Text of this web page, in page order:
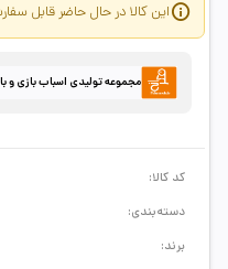
این کالا در حال حاضر قابل
مجموعه تولیدی اسباب بازی و
کد کالا:
دسته‌بندی:
برند: